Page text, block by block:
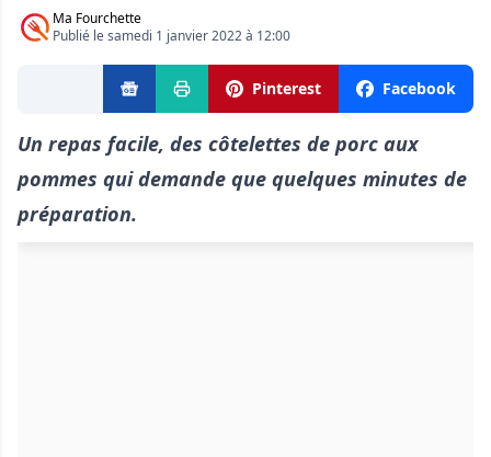
Ma Fourchette
Publié le samedi 1 janvier 2022 à 12:00
Pinterest Facebook
Un repas facile, des côtelettes de porc aux
pommes qui demande que quelques minutes de
préparation.